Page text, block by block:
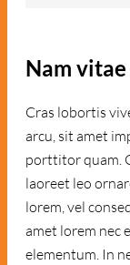
Nam
Cras lobortis
arcu, sit amet
porttitor quam.
laoreet leo
lorem, vel
amet lorem nec
elementum. In